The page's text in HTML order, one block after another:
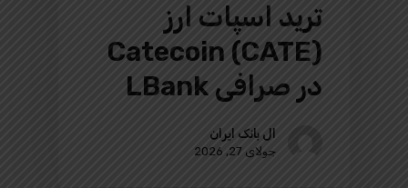
ترید اسپات ارز
Catecoin (CATE)
در صرافی LBank
ال بانک ایران
جولای 27, 2026